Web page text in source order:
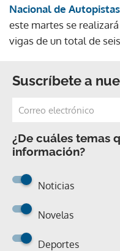
Nacional de
este martes se
vigas de un total de
Suscríbete a
¿De cuáles temas
información?
Noticias
Novelas
Deportes